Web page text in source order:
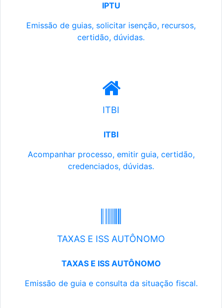
IPTU
Emissão de guias, solicitar isenção, recursos,
certidão, dúvidas.
ITBI
ITBI
Acompanhar processo, emitir guia, certidão,
credenciados, dúvidas.
TAXAS E ISS AUTÔNOMO
TAXAS E ISS AUTÔNOMO
Emissão de guia e consulta da situação fiscal.